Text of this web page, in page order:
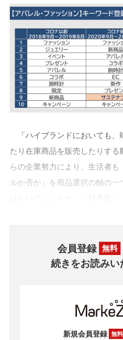
「ハイブランドにおいても、
たり在庫商品を販売したりす
らの企業努力により、生活者
ルか否か』を商品選択の軸の
会員登録 無料
続きをお読み
新規会員登録 無料